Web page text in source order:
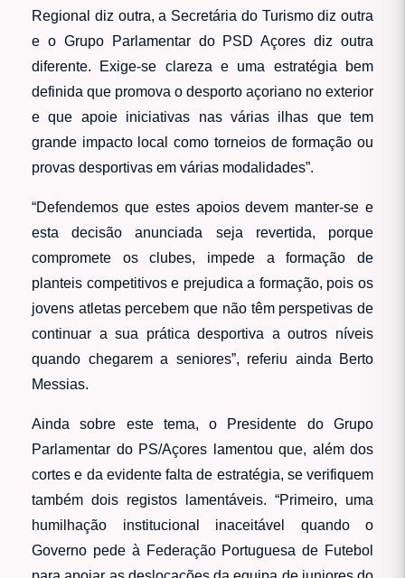
Regional diz outra, a Secretária do Turismo diz outra
e o Grupo Parlamentar do PSD Açores diz outra
diferente. Exige-se clareza e uma estratégia bem
definida que promova o desporto açoriano no exterior
e que apoie iniciativas nas várias ilhas que tem
grande impacto local como torneios de formação ou
provas desportivas em várias modalidades”.
“Defendemos que estes apoios devem manter-se e
esta decisão anunciada seja revertida, porque
compromete os clubes, impede a formação de
planteis competitivos e prejudica a formação, pois os
jovens atletas percebem que não têm perspetivas de
continuar a sua prática desportiva a outros níveis
quando chegarem a seniores”, referiu ainda Berto
Messias.
Ainda sobre este tema, o Presidente do Grupo
Parlamentar do PS/Açores lamentou que, além dos
cortes e da evidente falta de estratégia, se verifiquem
também dois registos lamentáveis. “Primeiro, uma
humilhação institucional inaceitável quando o
Governo pede à Federação Portuguesa de Futebol